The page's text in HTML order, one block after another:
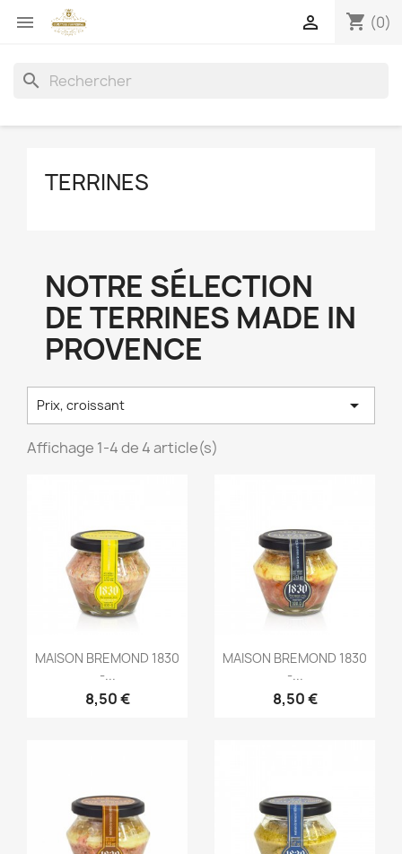
 shopping_cart (0)

search
TERRINES
NOTRE SÉLECTION
DE TERRINES MADE IN
PROVENCE
Prix, croissant 
Affichage 1-4 de 4 article(s)
Aperçu rapide
MAISON BREMOND 1830
-...
8,50 €
Aperçu rapide
MAISON BREMOND 1830
-...
8,50 €